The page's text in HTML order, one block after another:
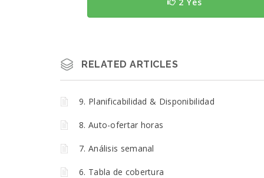
RELATED ARTICLES
9. Planificabilidad & Disponibilidad
8. Auto-ofertar horas
7. Análisis semanal
6. Tabla de cobertura